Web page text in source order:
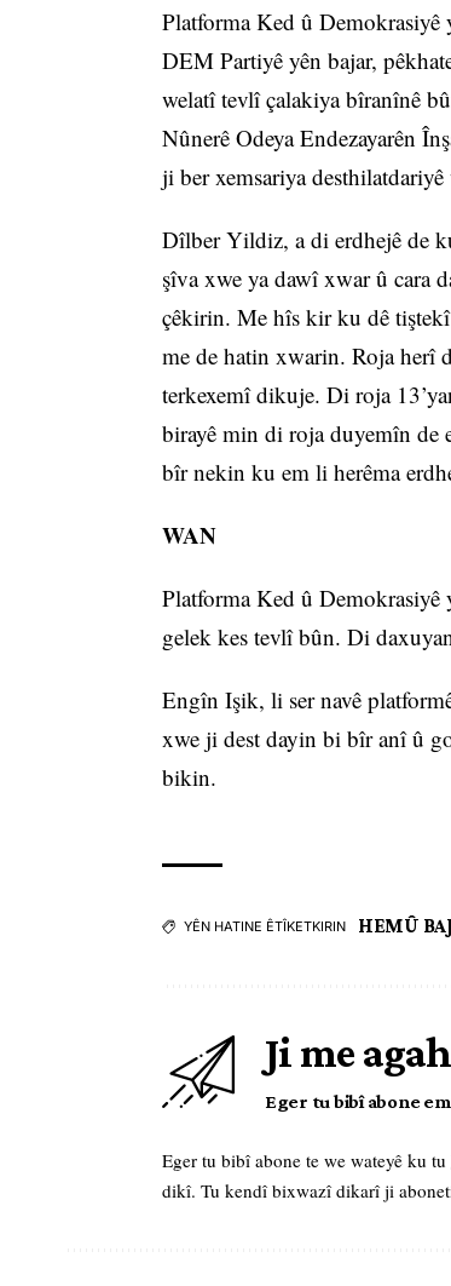
Platforma Ked û
DEM Partiyê yên bajar,
welatî tevlî çalakiya bîranînê
Nûnerê Odeya Endezayarên
ji ber xemsariya
Dîlber Yildiz, a di erdhejê de
şîva xwe ya dawî xwar û cara
çêkirin. Me hîs kir ku dê
me de hatin xwarin. Roja herî
terkexemî dikuje. Di roja
birayê min di roja duyemîn de
bîr nekin ku em li herêma
WAN
Platforma Ked û Demokrasiyê
gelek kes tevlî bûn. Di
Engîn Işik, li ser navê
xwe ji dest dayin bi bîr anî û
bikin.
YÊN HATINE ÊTÎKETKIRIN HEMÛ
Ji me
Eger tu bibî abone
Eger tu bibî abone te we wateyê ku tu
dikî. Tu kendî bixwazî dikarî ji